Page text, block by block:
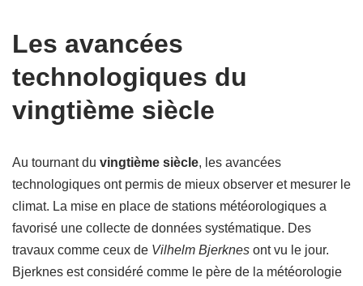
Les avancées
technologiques du
vingtième siècle
Au tournant du vingtième siècle, les avancées
technologiques ont permis de mieux observer et mesurer le
climat. La mise en place de stations météorologiques a
favorisé une collecte de données systématique. Des
travaux comme ceux de Vilhelm Bjerknes ont vu le jour.
Bjerknes est considéré comme le père de la météorologie